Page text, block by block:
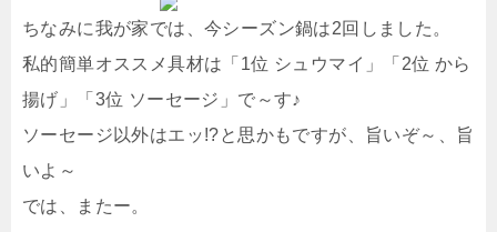
ちなみに我が家では、今シーズン鍋は2回しました。
私的簡単オススメ具材は「1位 シュウマイ」「2位 から
揚げ」「3位 ソーセージ」で～す♪
ソーセージ以外はエッ!?と思かもですが、旨いぞ～、旨
いよ～
では、またー。